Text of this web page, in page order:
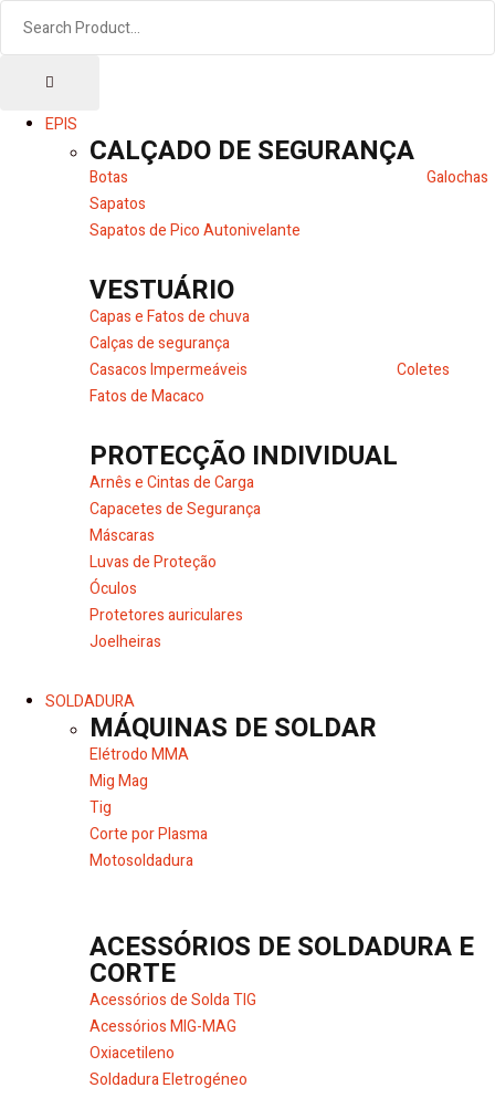
EPIS
CALÇADO DE SEGURANÇA
Botas
Galochas
Sapatos
Sapatos de Pico Autonivelante
VESTUÁRIO
Capas e Fatos de chuva
Calças de segurança
Casacos Impermeáveis
Coletes
Fatos de Macaco
PROTECÇÃO INDIVIDUAL
Arnês e Cintas de Carga
Capacetes de Segurança
Máscaras
Luvas de Proteção
Óculos
Protetores auriculares
Joelheiras
SOLDADURA
MÁQUINAS DE SOLDAR
Elétrodo MMA
Mig Mag
Tig
Corte por Plasma
Motosoldadura
ACESSÓRIOS DE SOLDADURA E
CORTE
Acessórios de Solda TIG
Acessórios MIG-MAG
Oxiacetileno
Soldadura Eletrogéneo